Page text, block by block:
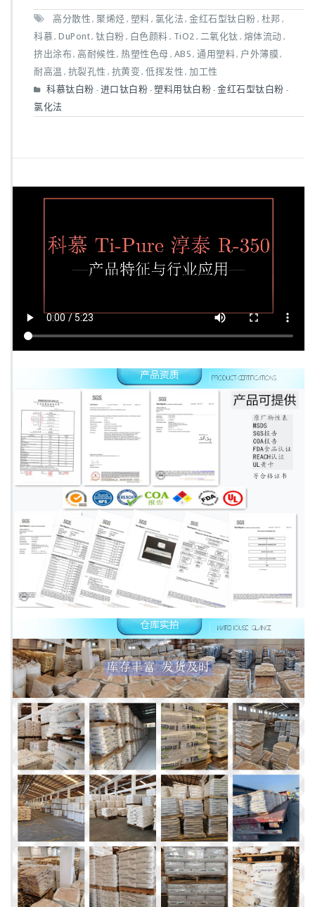
高分散性 , 聚烯烃 , 塑料 , 氯化法 , 金红石型钛白粉 , 杜邦 ,
科慕, DuPont, 钛白粉 , 白色颜料 , TiO2 , 二氧化钛 , 熔体流动 ,
挤出涂布, 高耐候性 , 热塑性色母 , ABS , 通用塑料, 户外薄膜,
耐高温 , 抗裂孔性 , 抗黄变 , 低挥发性 , 加工性
科慕钛白粉 - 进口钛白粉 - 塑料用钛白粉 - 金红石型钛白粉 -
氯化法